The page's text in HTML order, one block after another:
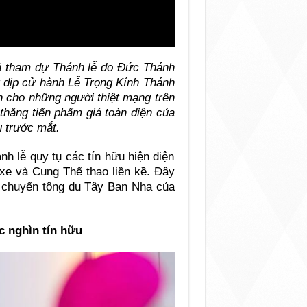
tham dự Thánh lễ do Đức Thánh
cử hành Lễ Trọng Kính Thánh
cho những người thiệt mạng trên
tiến phẩm giá toàn diện của
trước mắt.
lễ quy tụ các tín hữu hiện diện
và Cung Thể thao liền kề. Đây
tông du Tây Ban Nha của
nghìn tín hữu